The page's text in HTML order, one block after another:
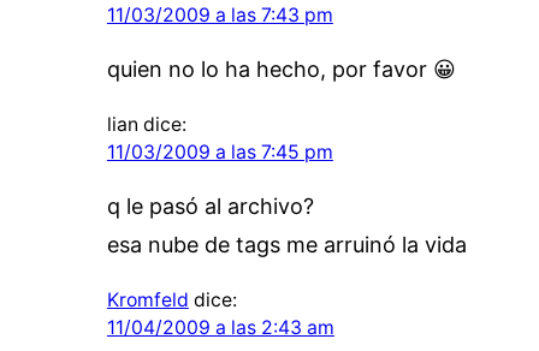
11/03/2009 a las 7:43 pm
quien no lo ha hecho, por favor 😀
lian dice:
11/03/2009 a las 7:45 pm
q le pasó al archivo?
esa nube de tags me arruinó la vida
Kromfeld dice:
11/04/2009 a las 2:43 am